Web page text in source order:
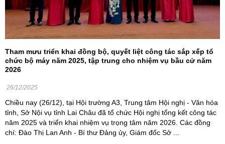
Tham mưu triển khai đồng bộ, quyết liệt công tác sắp xếp tổ
chức bộ máy năm 2025, tập trung cho nhiệm vụ bầu cử năm
2026
26/12/2025
Chiều nay (26/12), tại Hội trường A3, Trung tâm Hội nghị - Văn hóa
tỉnh, Sở Nội vụ tỉnh Lai Châu đã tổ chức Hội nghị tổng kết công tác
năm 2025 và triển khai nhiệm vụ trọng tâm năm 2026. Các đồng
chí: Đào Thị Lan Anh - Bí thư Đảng ủy, Giám đốc Sở ...